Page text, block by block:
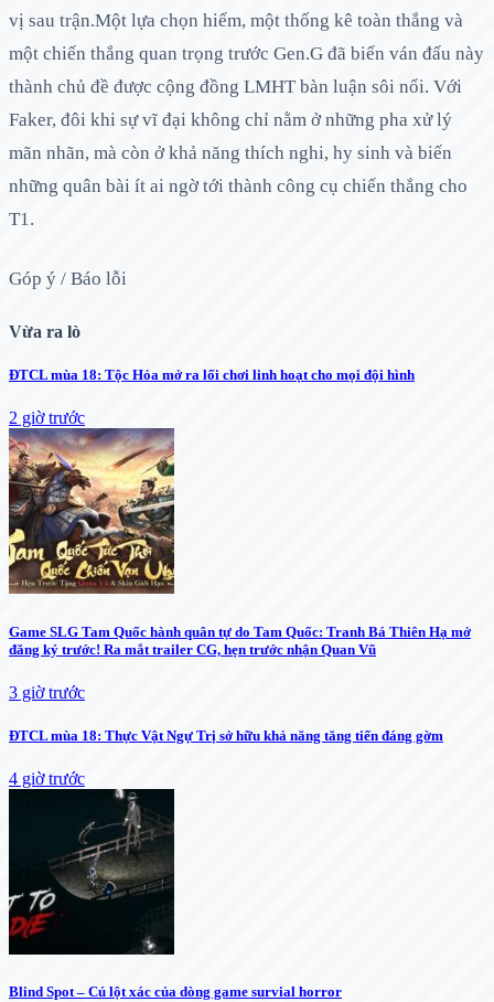
vị sau trận.Một lựa chọn hiếm, một thống kê toàn thắng và
một chiến thắng quan trọng trước Gen.G đã biến ván đấu này
thành chủ đề được cộng đồng LMHT bàn luận sôi nổi. Với
Faker, đôi khi sự vĩ đại không chỉ nằm ở những pha xử lý
mãn nhãn, mà còn ở khả năng thích nghi, hy sinh và biến
những quân bài ít ai ngờ tới thành công cụ chiến thắng cho
T1.
Góp ý / Báo lỗi
Vừa ra lò
ĐTCL mùa 18: Tộc Hỏa mở ra lối chơi linh hoạt cho mọi đội hình
2 giờ trước
Game SLG Tam Quốc hành quân tự do Tam Quốc: Tranh Bá Thiên Hạ mở
đăng ký trước! Ra mắt trailer CG, hẹn trước nhận Quan Vũ
3 giờ trước
ĐTCL mùa 18: Thực Vật Ngự Trị sở hữu khả năng tăng tiến đáng gờm
4 giờ trước
Blind Spot – Cú lột xác của dòng game survial horror